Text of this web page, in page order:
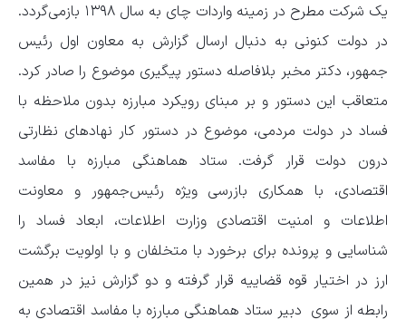
یک شرکت مطرح در زمینه واردات چای به سال ۱۳۹۸ بازمی‌گردد.
در دولت کنونی به دنبال ارسال گزارش به معاون اول رئیس
جمهور، دکتر مخبر بلافاصله دستور پیگیری موضوع را صادر کرد.
متعاقب این دستور و بر مبنای رویکرد مبارزه بدون ملاحظه با
فساد در دولت مردمی، موضوع در دستور کار نهادهای نظارتی
درون دولت قرار گرفت. ستاد هماهنگی مبارزه با مفاسد
اقتصادی، با همکاری بازرسی ویژه رئیس‌جمهور و معاونت
اطلاعات و امنیت اقتصادی وزارت اطلاعات، ابعاد فساد را
شناسایی و پرونده برای برخورد با متخلفان و با اولویت برگشت
ارز در اختیار قوه قضاییه قرار گرفته و دو گزارش نیز در همین
رابطه از سوی دبیر ستاد هماهنگی مبارزه با مفاسد اقتصادی به